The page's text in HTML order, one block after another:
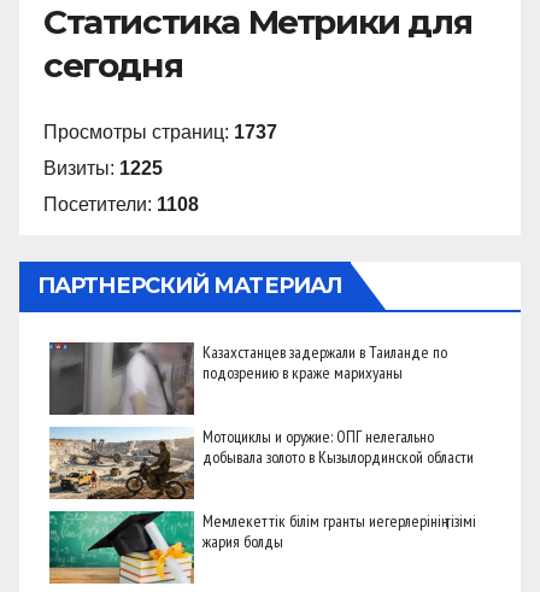
Статистика Метрики для
сегодня
Просмотры страниц: 1737
Визиты: 1225
Посетители: 1108
ПАРТНЕРСКИЙ МАТЕРИАЛ
Казахстанцев задержали в Таиланде по
подозрению в краже марихуаны
Мотоциклы и оружие: ОПГ нелегально
добывала золото в Кызылординской области
Мемлекеттік білім гранты иегерлерінің тізімі
жария болды